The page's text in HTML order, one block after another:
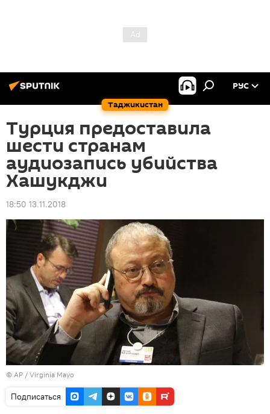
Таджикистан
РУС
Турция предоставила
шести странам
аудиозапись убийства
Хашукджи
18:50 13.11.2018
© AP / Virginia Mayo
Подписаться